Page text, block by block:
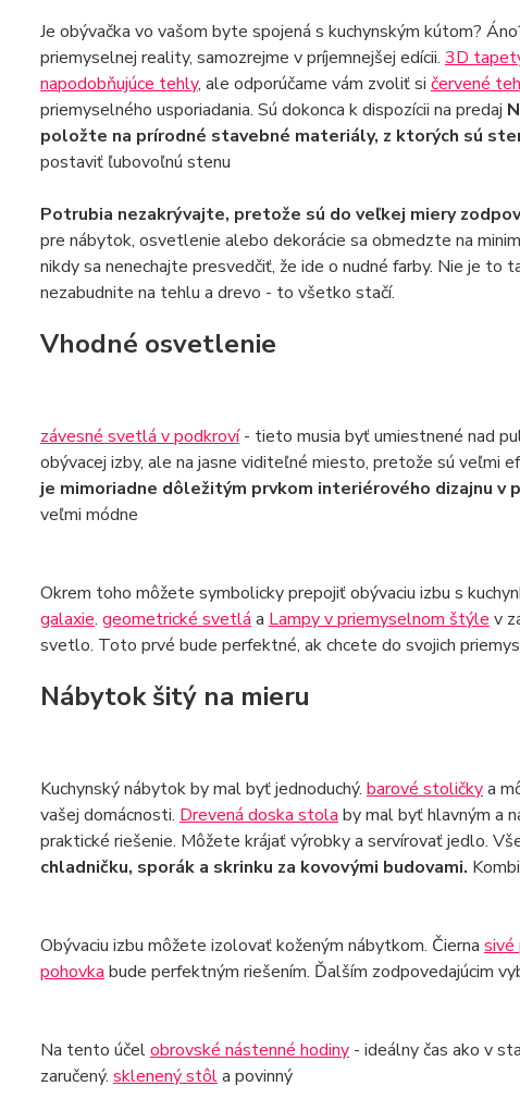
Je obývačka vo vašom byte spojená s kuchynským kútom?
priemyselnej reality, samozrejme v príjemnejšej edícii. 3D
napodobňujúce tehly, ale odporúčame vám zvoliť si červené
priemyselného usporiadania. Sú dokonca k dispozícii na predaj
položte na prírodné stavebné materiály, z ktorých sú
postaviť ľubovoľnú stenu
Potrubia nezakrývajte, pretože sú do veľkej miery
pre nábytok, osvetlenie alebo dekorácie sa obmedzte na
nikdy sa nenechajte presvedčiť, že ide o nudné farby. Nie je
nezabudnite na tehlu a drevo - to všetko stačí.
Vhodné osvetlenie
závesné svetlá v podkroví- tieto musia byť umiestnené nad
obývacej izby, ale na jasne viditeľné miesto, pretože sú veľmi
je mimoriadne dôležitým prvkom interiérového dizajnu v
veľmi módne
Okrem toho môžete symbolicky prepojiť obývaciu izbu s
galaxie. geometrické svetlá a Lampy v priemyselnom štýle v
svetlo. Toto prvé bude perfektné, ak chcete do svojich
Nábytok šitý na mieru
Kuchynský nábytok by mal byť jednoduchý. barové stoličkya
vašej domácnosti. Drevená doska stola by mal byť hlavným a
praktické riešenie. Môžete krájať výrobky a servírovať jedlo.
chladničku, sporák a skrinku za kovovými budovami.
Obývaciu izbu môžete izolovať koženým nábytkom. Čierna sivé
pohovka bude perfektným riešením. Ďalším zodpovedajúcim
Na tento účelobrovské nástenné hodiny- ideálny čas ako v
zaručený. sklenený stôla povinný